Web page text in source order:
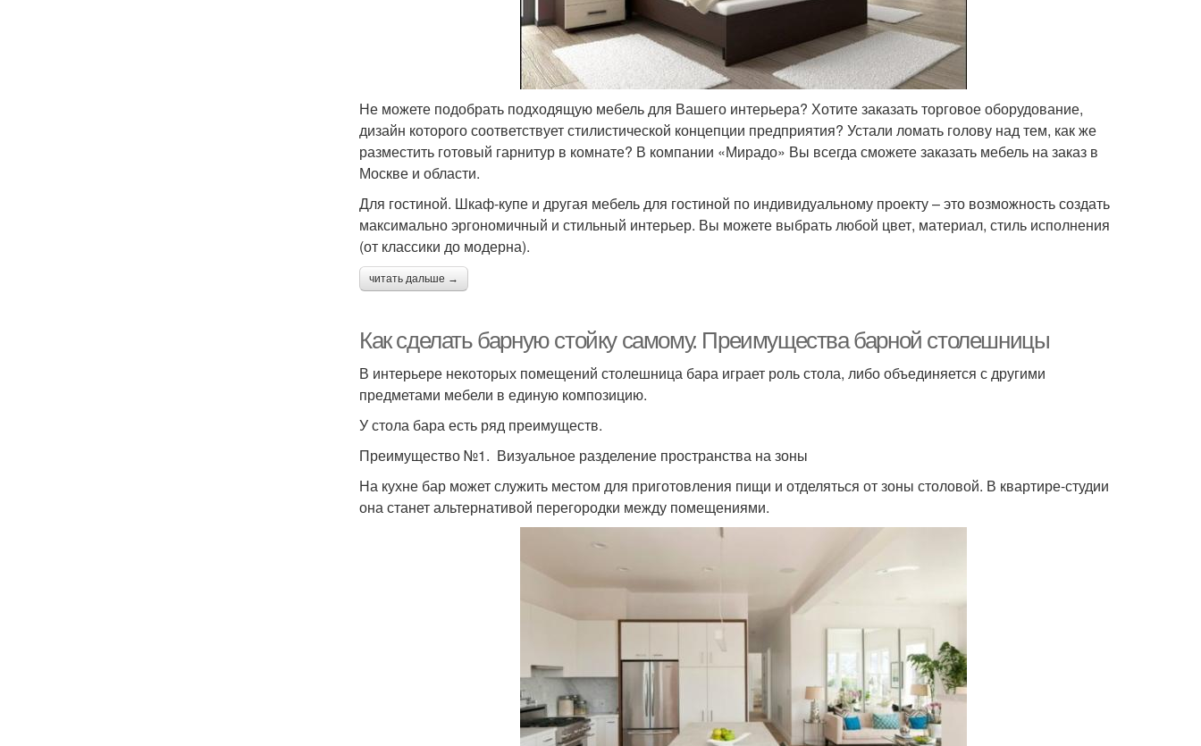
Не можете подобрать подходящую мебель для Вашего интерьера? Хотите заказать торговое оборудование,
дизайн которого соответствует стилистической концепции предприятия? Устали ломать голову над тем, как же
разместить готовый гарнитур в комнате? В компании «Мирадо» Вы всегда сможете заказать мебель на заказ в
Москве и области.
Для гостиной. Шкаф-купе и другая мебель для гостиной по индивидуальному проекту – это возможность создать
максимально эргономичный и стильный интерьер. Вы можете выбрать любой цвет, материал, стиль исполнения
(от классики до модерна).
читать дальше →
Как сделать барную стойку самому. Преимущества барной столешницы
В интерьере некоторых помещений столешница бара играет роль стола, либо объединяется с другими
предметами мебели в единую композицию.
У стола бара есть ряд преимуществ.
Преимущество №1. Визуальное разделение пространства на зоны
На кухне бар может служить местом для приготовления пищи и отделяться от зоны столовой. В квартире-студии
она станет альтернативой перегородки между помещениями.